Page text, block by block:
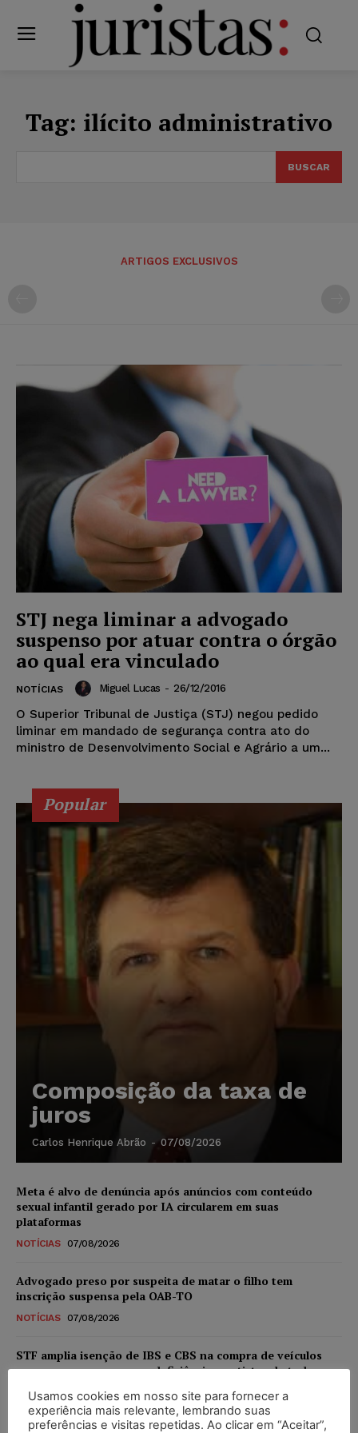
Tag: ilícito administrativo
BUSCAR
ARTIGOS EXCLUSIVOS
STJ nega liminar a advogado
suspenso por atuar contra o órgão
ao qual era vinculado
NOTÍCIAS Miguel Lucas - 26/12/2016
O Superior Tribunal de Justiça (STJ) negou pedido
liminar em mandado de segurança contra ato do
ministro de Desenvolvimento Social e Agrário a um...
Popular
Composição da taxa de
juros
Carlos Henrique Abrão - 07/08/2026
Meta é alvo de denúncia após anúncios com conteúdo
sexual infantil gerado por IA circularem em suas
plataformas
NOTÍCIAS 07/08/2026
Advogado preso por suspeita de matar o filho tem
inscrição suspensa pela OAB-TO
NOTÍCIAS 07/08/2026
STF amplia isenção de IBS e CBS na compra de veículos
novos para pessoas com deficiência e autistas de todos os
DIREITO TRIBUTÁRIO 07/08/2026
Usamos cookies em nosso site para fornecer a
experiência mais relevante, lembrando suas
preferências e visitas repetidas. Ao clicar em “Aceitar”,